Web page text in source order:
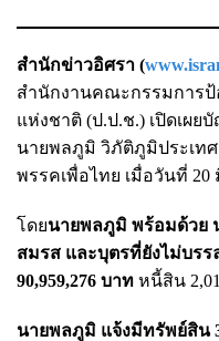
สำนักข่าวอิศรา (
สำนักงานคณะกรรมการ
แห่งชาติ (ป.ป.ช.) เปิดเผ
นายพลภูมิ วิภัติภูมิประเท
พรรคเพื่อไทย เมื่อวันที่ 20
โดยนายพลภูมิ พร้อมด้วย
สมรส และบุตรที่ยังไม่บร
90,959,276 บาท หนี้สิน
นายพลภูมิ แจ้งมีทรัพย์สิน